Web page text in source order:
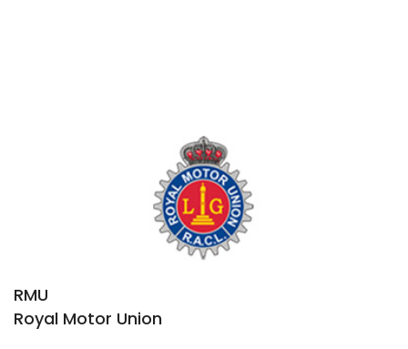
RMU
Royal Motor Union